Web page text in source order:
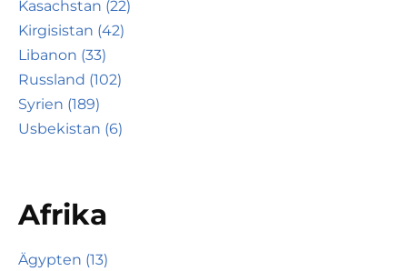
Kasachstan (22)
Kirgisistan (42)
Libanon (33)
Russland (102)
Syrien (189)
Usbekistan (6)
Afrika
Ägypten (13)